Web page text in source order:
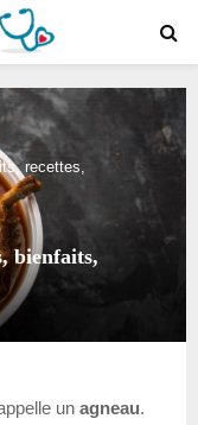
recettes,
bienfaits,
un agneau.